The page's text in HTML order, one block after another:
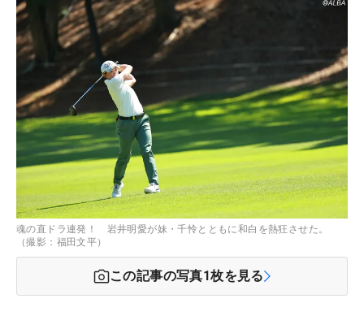
魂の直ドラ連発！ 岩井明愛が妹・千怜とともに和白を熱狂させた。
（撮影：福田文平）
この記事の写真1枚を見る